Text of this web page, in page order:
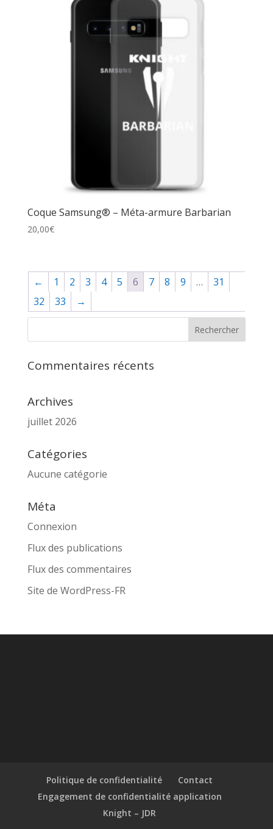
Coque Samsung® – Méta-armure Barbarian
20,00€
← 1 2 3 4 5 6 7 8 9 …
31
32
33 →
Commentaires récents
Archives
juillet 2026
Catégories
Aucune catégorie
Méta
Connexion
Flux des publications
Flux des commentaires
Site de WordPress-FR
Politique de confidentialité
Contact
Engagement de confidentialité application
Knight – JDR